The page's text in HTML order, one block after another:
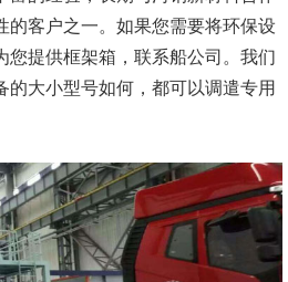
的客户之一。如果您需要将环保设
您提供框架箱，联系船公司。我们
的大小型号如何，都可以调遣专用